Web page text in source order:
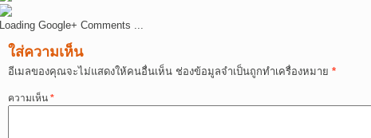
Loading Google+ Comments ...
ใส่ความเห็น
อีเมลของคุณจะไม่แสดงให้คนอื่นเห็น ช่องข้อมูลจำเป็นถูกทำเครื่องหมาย *
ความเห็น *